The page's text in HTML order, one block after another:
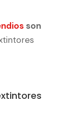
son